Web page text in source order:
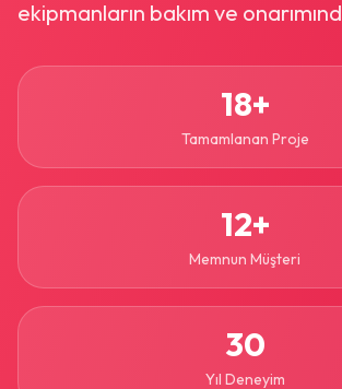
ekipmanların bakım ve
18+
Tamamlanan Proje
12+
Memnun Müşteri
30
Yıl Deneyim